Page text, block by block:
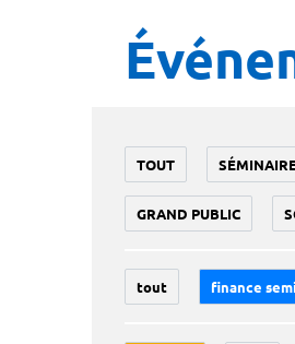
TOUT
GRAND PUBLIC
tout finance